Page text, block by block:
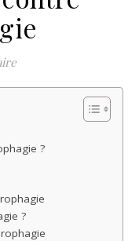
?
?